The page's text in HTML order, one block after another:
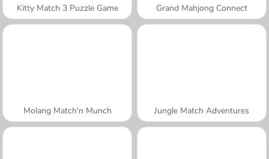
Kitty Match 3 Puzzle Game Grand Mahjong Connect
Molang Match'n Munch Jungle Match Adventures